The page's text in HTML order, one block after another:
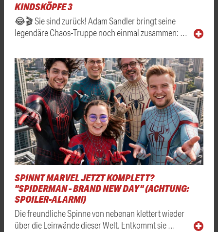
KINDSKÖPFE 3
😂🎬 Sie sind zurück! Adam Sandler bringt seine
legendäre Chaos-Truppe noch einmal zusammen: …
SPINNT MARVEL JETZT KOMPLETT?
"SPIDERMAN - BRAND NEW DAY" (ACHTUNG:
SPOILER-ALARM!)
Die freundliche Spinne von nebenan klettert wieder
über die Leinwände dieser Welt. Entkommt sie …